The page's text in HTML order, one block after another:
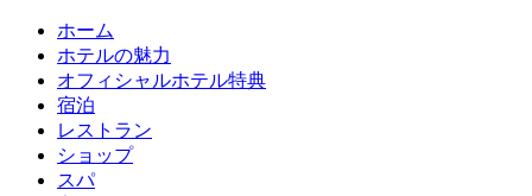
ホーム
ホテルの魅力
オフィシャルホテル特典
宿泊
レストラン
ショップ
スパ